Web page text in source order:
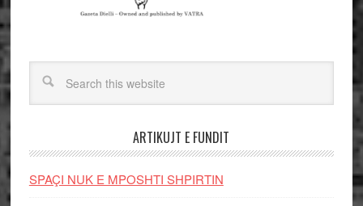
ARTIKUJT E FUNDIT
SPAÇI NUK E MPOSHTI SHPIRTIN